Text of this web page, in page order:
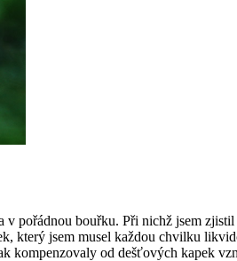
bouřku. Při nichž jsem
který jsem musel každou chvilku
kompenzovaly od dešťových kapek